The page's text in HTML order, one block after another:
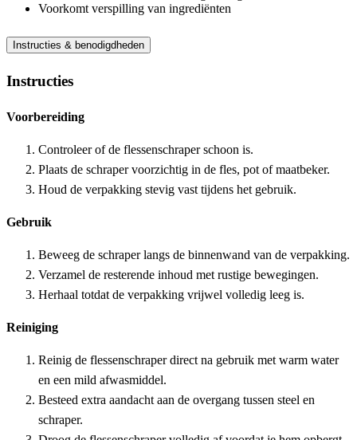
Voorkomt verspilling van ingrediënten
Instructies & benodigdheden
Instructies
Voorbereiding
Controleer of de flessenschraper schoon is.
Plaats de schraper voorzichtig in de fles, pot of maatbeker.
Houd de verpakking stevig vast tijdens het gebruik.
Gebruik
Beweeg de schraper langs de binnenwand van de verpakking.
Verzamel de resterende inhoud met rustige bewegingen.
Herhaal totdat de verpakking vrijwel volledig leeg is.
Reiniging
Reinig de flessenschraper direct na gebruik met warm water
en een mild afwasmiddel.
Besteed extra aandacht aan de overgang tussen steel en
schraper.